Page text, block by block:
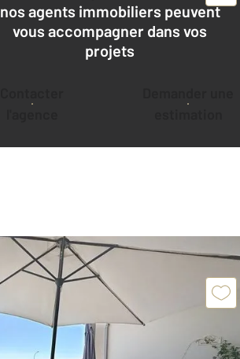
nos agents immobiliers peuvent
vous accompagner dans vos
projets